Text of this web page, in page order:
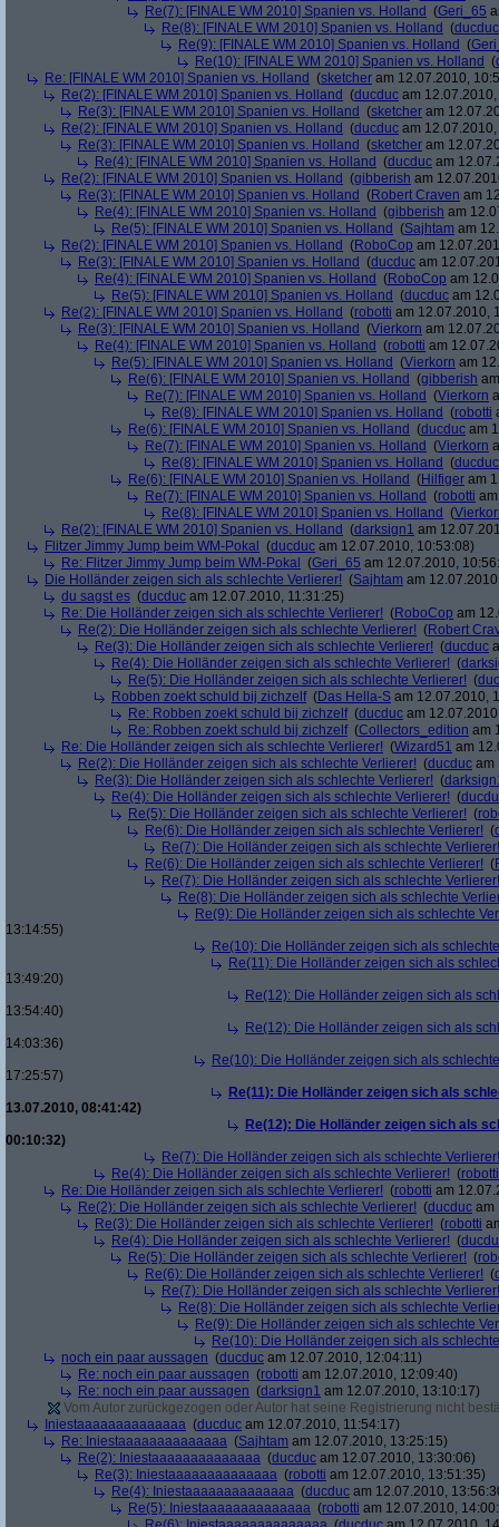
Re(7): [FINALE WM 2010] Spanien vs. Holland (Geri_65
Re(8): [FINALE WM 2010] Spanien vs. Holland (ducduc
Re(9): [FINALE WM 2010] Spanien vs. Holland (
Re(10): [FINALE WM 2010] Spanien vs. Holland (
Re: [FINALE WM 2010] Spanien vs. Holland (sketcher am 12.07.2010,
Re(2): [FINALE WM 2010] Spanien vs. Holland (ducduc am
Re(3): [FINALE WM 2010] Spanien vs. Holland (sketcher am
Re(2): [FINALE WM 2010] Spanien vs. Holland (ducduc am
Re(3): [FINALE WM 2010] Spanien vs. Holland (sketcher am
Re(4): [FINALE WM 2010] Spanien vs. Holland (ducduc am
Re(2): [FINALE WM 2010] Spanien vs. Holland (gibberish am
Re(3): [FINALE WM 2010] Spanien vs. Holland (Robert Craven am
Re(4): [FINALE WM 2010] Spanien vs. Holland (gibberish am
Re(5): [FINALE WM 2010] Spanien vs. Holland (Sajhtam am
Re(2): [FINALE WM 2010] Spanien vs. Holland (RoboCop am
Re(3): [FINALE WM 2010] Spanien vs. Holland (ducduc am
Re(4): [FINALE WM 2010] Spanien vs. Holland (RoboCop am
Re(5): [FINALE WM 2010] Spanien vs. Holland (ducduc am
Re(2): [FINALE WM 2010] Spanien vs. Holland (robotti am 12.07.2010,
Re(3): [FINALE WM 2010] Spanien vs. Holland (Vierkorn am
Re(4): [FINALE WM 2010] Spanien vs. Holland (robotti am
Re(5): [FINALE WM 2010] Spanien vs. Holland (Vierkorn am
Re(6): [FINALE WM 2010] Spanien vs. Holland (gibberish
Re(7): [FINALE WM 2010] Spanien vs. Holland (Vierkorn
Re(8): [FINALE WM 2010] Spanien vs. Holland (robotti
Re(6): [FINALE WM 2010] Spanien vs. Holland (ducduc am
Re(7): [FINALE WM 2010] Spanien vs. Holland (Vierkorn
Re(8): [FINALE WM 2010] Spanien vs. Holland (ducduc
Re(6): [FINALE WM 2010] Spanien vs. Holland (Hilfiger am
Re(7): [FINALE WM 2010] Spanien vs. Holland (robotti
Re(8): [FINALE WM 2010] Spanien vs. Holland (
Re(2): [FINALE WM 2010] Spanien vs. Holland (darksign1 am
Flitzer Jimmy Jump beim WM-Pokal
(ducduc am 12.07.2010, 10:53:08)
Re: Flitzer Jimmy Jump beim WM-Pokal
(Geri_65 am 12.07.2010,
Die Holländer zeigen sich als schlechte Verlierer! (Sajhtam am
du sagst es (ducduc am 12.07.2010, 11:31:25)
Re: Die Holländer zeigen sich als schlechte Verlierer! (RoboCop am
Re(2): Die Holländer zeigen sich als schlechte Verlierer! (Robert
Re(3): Die Holländer zeigen sich als schlechte Verlierer! (ducduc
Re(4): Die Holländer zeigen sich als schlechte Verlierer! (
Re(5): Die Holländer zeigen sich als schlechte Verlierer! (
Robben zoekt schuld bij zichzelf(Das Hella-S am 12.07.2010,
Re: Robben zoekt schuld bij zichzelf(ducduc am
Re: Robben zoekt schuld bij zichzelf(Collectors_edition am
Re: Die Holländer zeigen sich als schlechte Verlierer! (Wizard51 am
Re(2): Die Holländer zeigen sich als schlechte Verlierer! (ducduc am
Re(3): Die Holländer zeigen sich als schlechte Verlierer! (
Re(4): Die Holländer zeigen sich als schlechte Verlierer! (
Re(5): Die Holländer zeigen sich als schlechte Verlierer! (
Re(6): Die Holländer zeigen sich als schlechte Verlierer! (
Re(7): Die Holländer zeigen sich als schlechte Verlierer!
Re(6): Die Holländer zeigen sich als schlechte Verlierer! (
Re(7): Die Holländer zeigen sich als schlechte Verlierer!
Re(8): Die Holländer zeigen sich als schlechte
Re(9): Die Holländer zeigen sich als schlechte
13:14:55)
Re(10): Die Holländer zeigen sich als
Re(11): Die Holländer zeigen sich als
13:49:20)
Re(12): Die Holländer zeigen sich als
13:54:40)
Re(12): Die Holländer zeigen sich als
14:03:36)
Re(10): Die Holländer zeigen sich als
17:25:57)
Re(11): Die Holländer zeigen sich als
13.07.2010, 08:41:42)
Re(12): Die Holländer zeigen sich als
00:10:32)
Re(7): Die Holländer zeigen sich als schlechte Verlierer!
Re(4): Die Holländer zeigen sich als schlechte Verlierer! (robotti
Re: Die Holländer zeigen sich als schlechte Verlierer! (robotti am
Re(2): Die Holländer zeigen sich als schlechte Verlierer! (ducduc am
Re(3): Die Holländer zeigen sich als schlechte Verlierer! (robotti
Re(4): Die Holländer zeigen sich als schlechte Verlierer! (
Re(5): Die Holländer zeigen sich als schlechte Verlierer! (
Re(6): Die Holländer zeigen sich als schlechte Verlierer! (
Re(7): Die Holländer zeigen sich als schlechte Verlierer!
Re(8): Die Holländer zeigen sich als schlechte
Re(9): Die Holländer zeigen sich als schlechte
Re(10): Die Holländer zeigen sich als
noch ein paar aussagen (ducduc am 12.07.2010, 12:04:11)
Re: noch ein paar aussagen (robotti am 12.07.2010, 12:09:40)
Re: noch ein paar aussagen (darksign1 am 12.07.2010, 13:10:17)
Vom Autor zurückgezogen oder Autor hat seine Registrierung nicht
Iniestaaaaaaaaaaaaaa (ducduc am 12.07.2010, 11:54:17)
Re: Iniestaaaaaaaaaaaaaa (Sajhtam am 12.07.2010, 13:25:15)
Re(2): Iniestaaaaaaaaaaaaaa (ducduc am 12.07.2010, 13:30:06)
Re(3): Iniestaaaaaaaaaaaaaa (robotti am 12.07.2010, 13:51:35)
Re(4): Iniestaaaaaaaaaaaaaa (ducduc am 12.07.2010,
Re(5): Iniestaaaaaaaaaaaaaa (robotti am 12.07.2010,